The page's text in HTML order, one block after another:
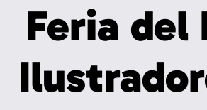
Feria del